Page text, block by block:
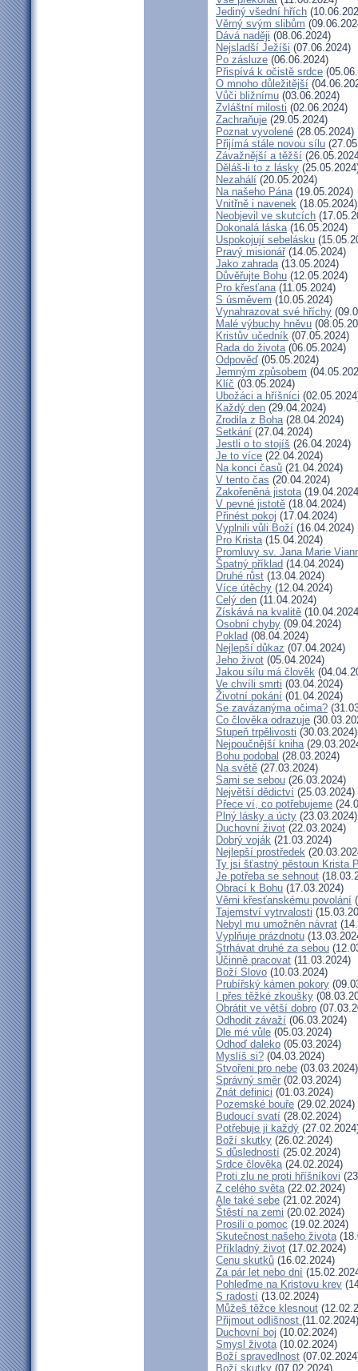
Jediný všední hřích
Věrný svým slibům
Dává naději (08.06.2024)
Nejsladší Ježíši (07.06.2024)
Po zásluze (06.06.2024)
Přispívá k očistě srdce
O mnoho důležitější
Vůči bližnímu (03.06.2024)
Zvláštní milosti (02.06.2024)
Zachraňuje (29.05.2024)
Poznat vyvolené (28.05.2024)
Přijímá stále novou sílu
Závažnější a těžší
Děláš-li to z lásky
Nezahálí (20.05.2024)
Na našeho Pána(19.05.2024)
Vnitřně i navenek (18.05.2024)
Neobjevil ve skutcích
Dokonalá láska(16.05.2024)
Uspokojují sebelásku
Pravý misionář(14.05.2024)
Jako zahrada(13.05.2024)
Důvěřujte Bohu (12.05.2024)
Pro křesťana(11.05.2024)
S úsměvem (10.05.2024)
Vynahrazovat své hříchy
Malé výbuchy hněvu
Kristův učedník (07.05.2024)
Rada do života(06.05.2024)
Odpověď (05.05.2024)
Jemným způsobem
Klíč (03.05.2024)
Ubožáci a hříšníci
Každý den (29.04.2024)
Zrodila z Boha(28.04.2024)
Setkání (27.04.2024)
Jestli o to stojíš (26.04.2024)
Je to více (22.04.2024)
Na konci časů (21.04.2024)
V tento čas (20.04.2024)
Zakořeněná jistota
V pevné jistotě (18.04.2024)
Přinést pokoj (17.04.2024)
Vyplnili vůli Boží (16.04.2024)
Pro Krista(15.04.2024)
Promluvy sv. Jana Marie
Špatný příklad (14.04.2024)
Druhé růst (13.04.2024)
Více útěchy (12.04.2024)
Celý den (11.04.2024)
Získává na kvalitě
Osobní chyby (09.04.2024)
Poklad (08.04.2024)
Nejlepší důkaz (07.04.2024)
Jeho život (05.04.2024)
Jakou sílu má člověk
Ve chvíli smrti (03.04.2024)
Životní pokání (01.04.2024)
Se zavázanýma očima?
Co člověka odrazuje
Stupeň trpělivosti (30.03.2024)
Nejpoučnější kniha
Bohu podobal (28.03.2024)
Na světě (27.03.2024)
Sami se sebou (26.03.2024)
Největší dědictví (25.03.2024)
Přece ví, co potřebujeme
Plný lásky a úcty (23.03.2024)
Duchovní život (22.03.2024)
Dobrý voják (21.03.2024)
Nejlepší prostředek
Ty jsi šťastný pěstoun Krista
Je potřeba se sehnout
Obrací k Bohu (17.03.2024)
Věrni křesťanskému povolání
Tajemství vytrvalosti
Nebyl mu umožněn návrat
Vyplňuje prázdnotu
Strhávat druhé za sebou
Účinně pracovat (11.03.2024)
Boží Slovo (10.03.2024)
Prubířský kámen pokory
I přes těžké zkoušky
Obrátit ve větší dobro
Odhodit závaží (06.03.2024)
Dle mé vůle (05.03.2024)
Odhoď daleko (05.03.2024)
Myslíš si? (04.03.2024)
Stvořeni pro nebe (03.03.2024)
Správný směr (02.03.2024)
Znát definici (01.03.2024)
Pozemské bouře (29.02.2024)
Budoucí svatí (28.02.2024)
Potřebuje ji každý
Boží skutky (26.02.2024)
S důsledností (25.02.2024)
Srdce člověka(24.02.2024)
Proti zlu ne proti hříšníkovi
Z celého světa(22.02.2024)
Ale také sebe (21.02.2024)
Štěstí na zemi (20.02.2024)
Prosili o pomoc (19.02.2024)
Skutečnost našeho života
Příkladný život (17.02.2024)
Cenu skutků (16.02.2024)
Za pár let nebo dní
Pohleďme na Kristovu krev
S radostí (13.02.2024)
Můžeš těžce klesnout
Přijmout odlišnost (11.02.2024)
Duchovní boj (10.02.2024)
Smysl života(10.02.2024)
Boží spravedlnost
Boží skutky (07.02.2024)